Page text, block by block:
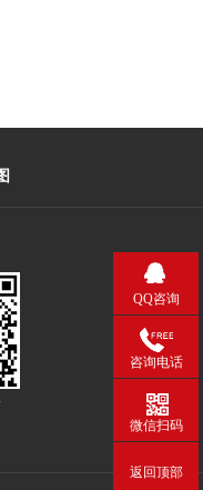
QQ咨询
咨询电话
微信扫码
返回顶部